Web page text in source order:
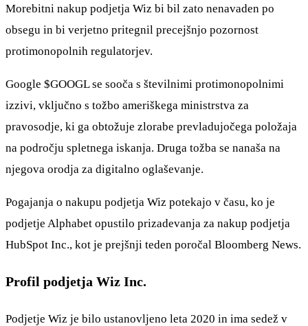
Morebitni nakup podjetja Wiz bi bil zato nenavaden po
obsegu in bi verjetno pritegnil precejšnjo pozornost
protimonopolnih regulatorjev.
Google $GOOGLse sooča s številnimi protimonopolnimi
izzivi, vključno s tožbo ameriškega ministrstva za
pravosodje, ki ga obtožuje zlorabe prevladujočega položaja
na področju spletnega iskanja. Druga tožba se nanaša na
njegova orodja za digitalno oglaševanje.
Pogajanja o nakupu podjetja Wiz potekajo v času, ko je
podjetje Alphabet opustilo prizadevanja za nakup podjetja
HubSpot Inc., kot je prejšnji teden poročal Bloomberg News.
Profil podjetja Wiz Inc.
Podjetje Wiz je bilo ustanovljeno leta 2020 in ima sedež v